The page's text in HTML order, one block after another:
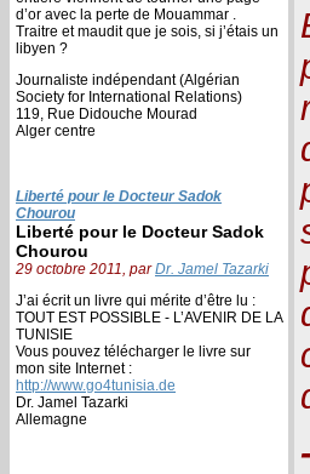
d’or avec la perte de Mouammar .
Traitre et maudit que je sois, si j’étais un
libyen ?
Journaliste indépendant (Algérian
Society for International Relations)
119, Rue Didouche Mourad
Alger centre
Liberté pour le Docteur Sadok
Chourou
Liberté pour le Docteur Sadok
Chourou
29 octobre 2011, parDr. Jamel Tazarki
J’ai écrit un livre qui mérite d’être lu :
TOUT EST POSSIBLE - L’AVENIR DE LA
TUNISIE
Vous pouvez télécharger le livre sur
mon site Internet :
http://www.go4tunisia.de
Dr. Jamel Tazarki
Allemagne